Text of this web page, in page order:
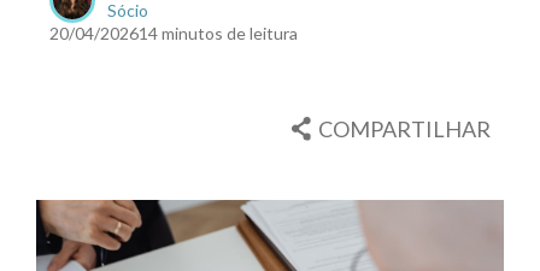
Sócio
20/04/202614 minutos de leitura
COMPARTILHAR